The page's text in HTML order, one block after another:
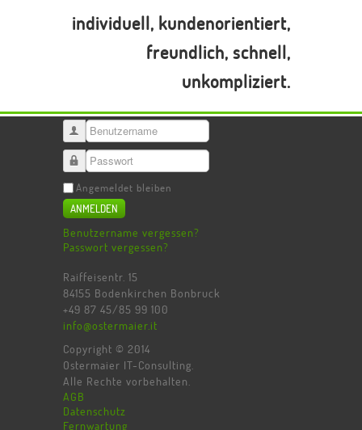
individuell, kundenorientiert,
freundlich, schnell,
unkompliziert.
Benutzername
Passwort
Angemeldet bleiben
ANMELDEN
Benutzername vergessen?
Passwort vergessen?
Raiffeisentr. 15
84155 Bodenkirchen Bonbruck
+49 87 45/85 99 100
info@ostermaier.it
Copyright © 2014
Ostermaier IT-Consulting.
Alle Rechte vorbehalten.
AGB
Datenschutz
Fernwartung